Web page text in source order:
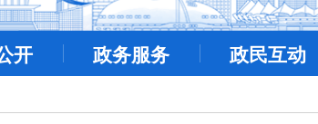
开 政务服务 政民互动